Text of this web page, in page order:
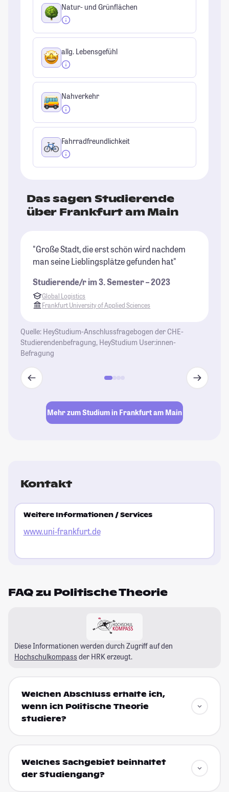
Natur- und Grünflächen
allg. Lebensgefühl
Nahverkehr
Fahrradfreundlichkeit
Das sagen Studierende
über Frankfurt am Main
"Große Stadt, die erst schön wird nachdem
man seine Lieblingsplätze gefunden hat"
Studierende/r im 3. Semester – 2023
Global Logistics
Frankfurt University of Applied Sciences
Quelle: HeyStudium-Anschlussfragebogen der CHE-
Studierendenbefragung, HeyStudium User:innen-
Befragung
Mehr zum Studium in Frankfurt am Main
Kontakt
Weitere Informationen / Services
www.uni-frankfurt.de
FAQ zu Politische Theorie
Diese Informationen werden durch Zugriff auf den
Hochschulkompass der HRK erzeugt.
Welchen Abschluss erhalte ich,
wenn ich Politische Theorie
studiere?
Welches Sachgebiet beinhaltet
der Studiengang?